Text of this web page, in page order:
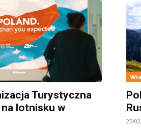
Turystyczna
lotnisku w
25/